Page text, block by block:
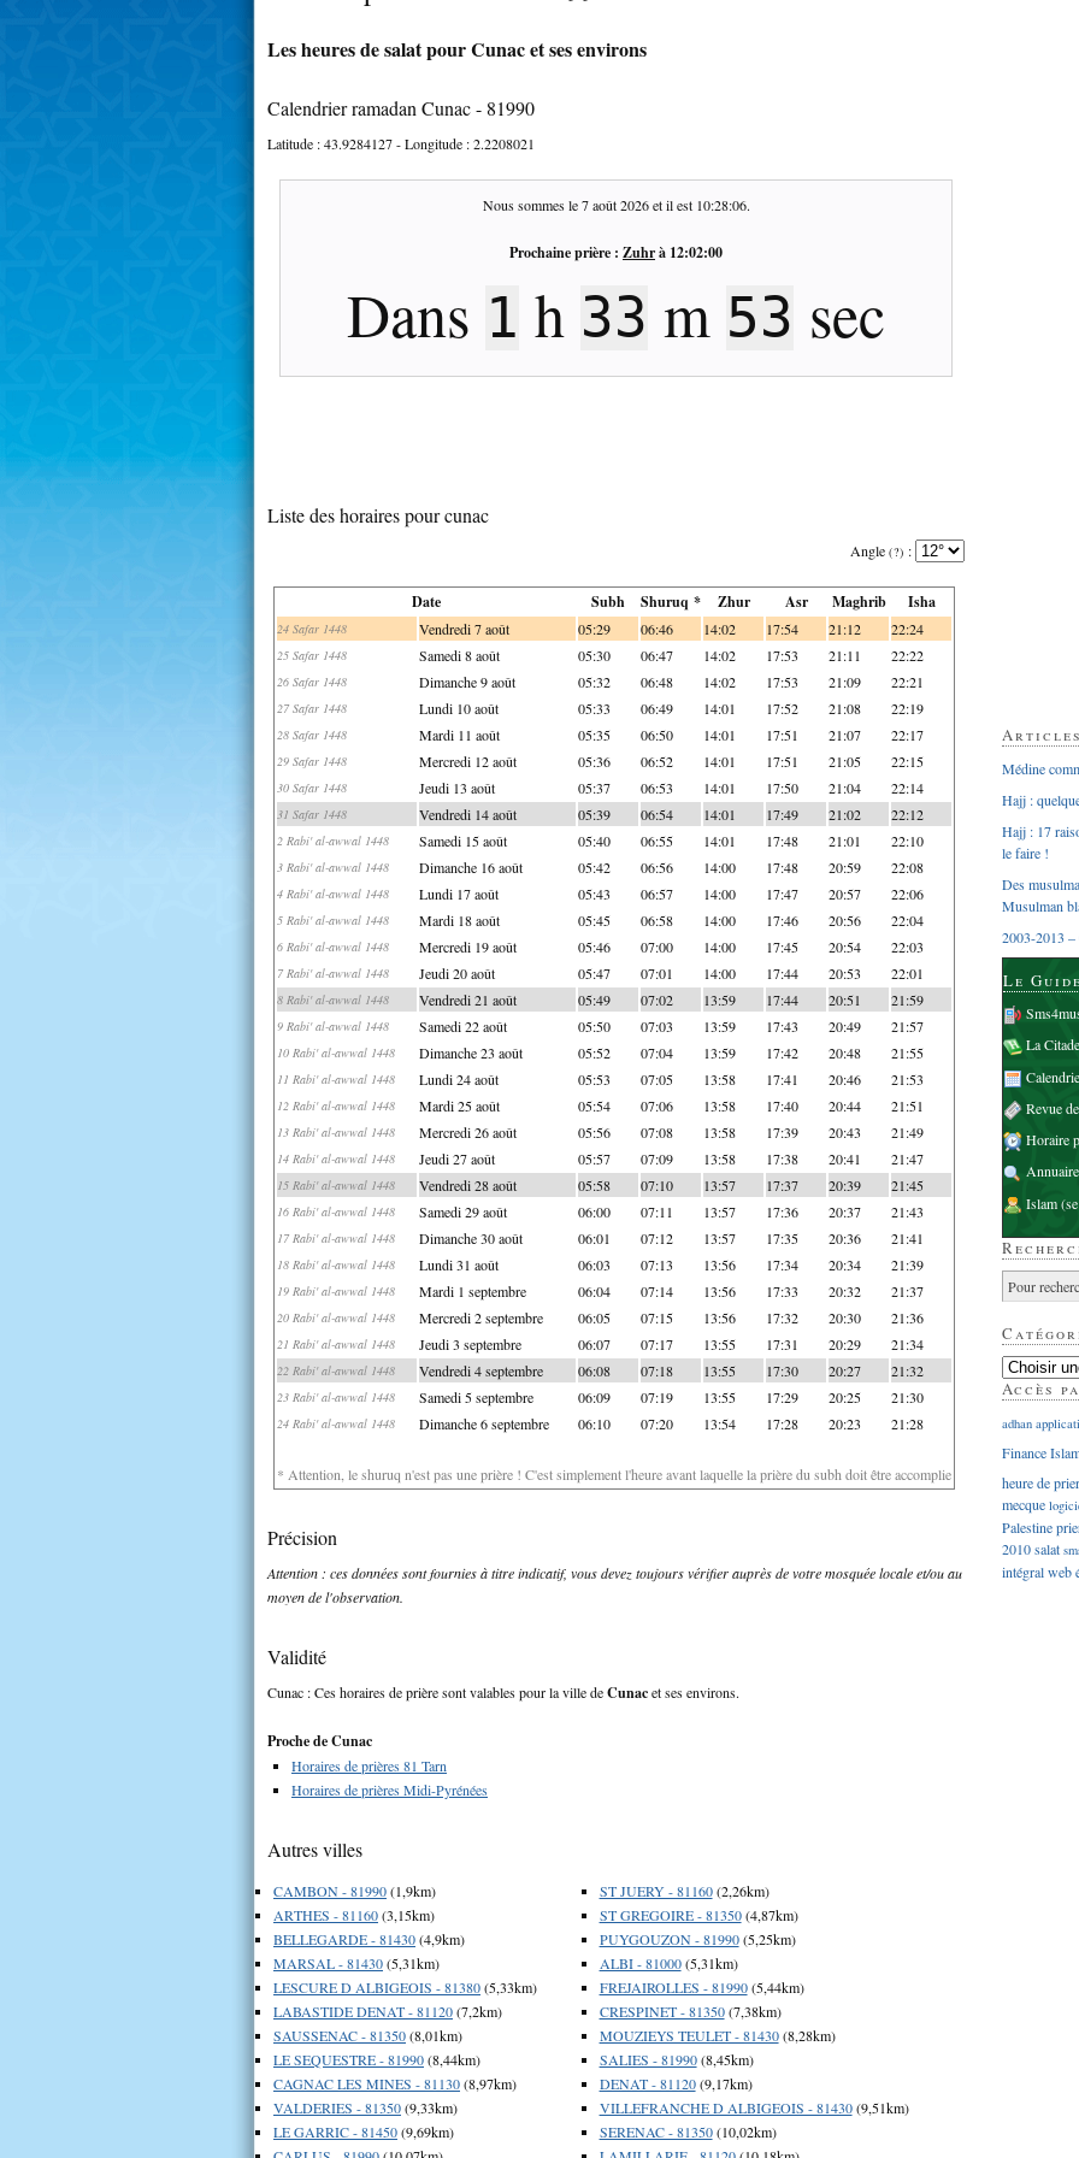
Les heures de salat pour Cunac et ses environs
Calendrier ramadan Cunac - 81990
Latitude :43.9284127- Longitude :2.2208021
Nous sommes le7 août 2026et il est 10:28:07.
Prochaine prière : Zuhrà 12:02:00
Dans 1 h 33 m 52 sec
Liste des horaires pour cunac
Angle (?) :
Date Subh Shuruq * Zhur Asr Maghrib Isha
24 Safar 1448 Vendredi 7 août 05:29 06:46 14:02 17:54 21:12 22:24
25 Safar 1448 Samedi 8 août 05:30 06:47 14:02 17:53 21:11 22:22
26 Safar 1448 Dimanche 9 août 05:32 06:48 14:02 17:53 21:09 22:21
27 Safar 1448 Lundi 10 août 05:33 06:49 14:01 17:52 21:08 22:19
28 Safar 1448 Mardi 11 août 05:35 06:50 14:01 17:51 21:07 22:17
29 Safar 1448 Mercredi 12 août 05:36 06:52 14:01 17:51 21:05 22:15
30 Safar 1448 Jeudi 13 août 05:37 06:53 14:01 17:50 21:04 22:14
31 Safar 1448 Vendredi 14 août 05:39 06:54 14:01 17:49 21:02 22:12
2 Rabi' al-awwal 1448 Samedi 15 août 05:40 06:55 14:01 17:48 21:01 22:10
3 Rabi' al-awwal 1448 Dimanche 16 août 05:42 06:56 14:00 17:48 20:59 22:08
4 Rabi' al-awwal 1448 Lundi 17 août 05:43 06:57 14:00 17:47 20:57 22:06
5 Rabi' al-awwal 1448 Mardi 18 août 05:45 06:58 14:00 17:46 20:56 22:04
6 Rabi' al-awwal 1448 Mercredi 19 août 05:46 07:00 14:00 17:45 20:54 22:03
7 Rabi' al-awwal 1448 Jeudi 20 août 05:47 07:01 14:00 17:44 20:53 22:01
8 Rabi' al-awwal 1448 Vendredi 21 août 05:49 07:02 13:59 17:44 20:51 21:59
9 Rabi' al-awwal 1448 Samedi 22 août 05:50 07:03 13:59 17:43 20:49 21:57
10 Rabi' al-awwal 1448 Dimanche 23 août 05:52 07:04 13:59 17:42 20:48 21:55
11 Rabi' al-awwal 1448 Lundi 24 août 05:53 07:05 13:58 17:41 20:46 21:53
12 Rabi' al-awwal 1448 Mardi 25 août 05:54 07:06 13:58 17:40 20:44 21:51
13 Rabi' al-awwal 1448 Mercredi 26 août 05:56 07:08 13:58 17:39 20:43 21:49
14 Rabi' al-awwal 1448 Jeudi 27 août 05:57 07:09 13:58 17:38 20:41 21:47
15 Rabi' al-awwal 1448 Vendredi 28 août 05:58 07:10 13:57 17:37 20:39 21:45
16 Rabi' al-awwal 1448 Samedi 29 août 06:00 07:11 13:57 17:36 20:37 21:43
17 Rabi' al-awwal 1448 Dimanche 30 août 06:01 07:12 13:57 17:35 20:36 21:41
18 Rabi' al-awwal 1448 Lundi 31 août 06:03 07:13 13:56 17:34 20:34 21:39
19 Rabi' al-awwal 1448 Mardi 1 septembre 06:04 07:14 13:56 17:33 20:32 21:37
20 Rabi' al-awwal 1448 Mercredi 2 septembre 06:05 07:15 13:56 17:32 20:30 21:36
21 Rabi' al-awwal 1448 Jeudi 3 septembre 06:07 07:17 13:55 17:31 20:29 21:34
22 Rabi' al-awwal 1448 Vendredi 4 septembre 06:08 07:18 13:55 17:30 20:27 21:32
23 Rabi' al-awwal 1448 Samedi 5 septembre 06:09 07:19 13:55 17:29 20:25 21:30
24 Rabi' al-awwal 1448 Dimanche 6 septembre 06:10 07:20 13:54 17:28 20:23 21:28
* Attention, le shuruq n'est pas une prière ! C'est simplement l'heure avant laquelle la prière du subh doit être accomplie
Précision
Attention : ces données sont fournies à titre indicatif, vous devez toujours vérifier auprès de votre mosquée locale et/ou au
moyen de l'observation.
Validité
Cunac : Ces horaires de prière sont valables pour la ville deCunacet ses environs.
Proche de Cunac
Horaires de prières 81 Tarn
Horaires de prières Midi-Pyrénées
Autres villes
CAMBON - 81990(1,9km)
ARTHES - 81160(3,15km)
BELLEGARDE - 81430(4,9km)
MARSAL - 81430(5,31km)
LESCURE D ALBIGEOIS - 81380(5,33km)
LABASTIDE DENAT - 81120(7,2km)
SAUSSENAC - 81350(8,01km)
LE SEQUESTRE - 81990(8,44km)
CAGNAC LES MINES - 81130(8,97km)
VALDERIES - 81350(9,33km)
LE GARRIC - 81450(9,69km)
ST JUERY - 81160(2,26km)
ST GREGOIRE - 81350(4,87km)
PUYGOUZON - 81990(5,25km)
ALBI - 81000(5,31km)
FREJAIROLLES - 81990(5,44km)
CRESPINET - 81350(7,38km)
MOUZIEYS TEULET - 81430(8,28km)
SALIES - 81990(8,45km)
DENAT - 81120(9,17km)
VILLEFRANCHE D ALBIGEOIS - 81430(9,51km)
SERENAC - 81350(10,02km)
Médine
Hajj :
Hajj : 17
le faire !
Des
Musulman
2003-2013 –
Le
La
Revue
Horaire
Islam
Accès
adhan
Finance
heure de
mecque
Palestine
2010salat
intégralweb